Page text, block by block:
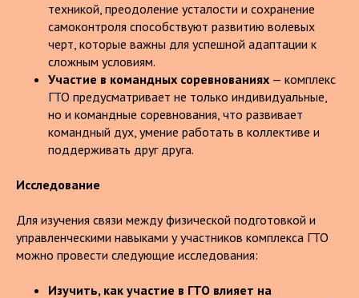
техникой, преодоление усталости и сохранение
самоконтроля способствуют развитию волевых
черт, которые важны для успешной адаптации к
сложным условиям.
Участие в командных соревнованиях — комплекс
ГТО предусматривает не только индивидуальные,
но и командные соревнования, что развивает
командный дух, умение работать в коллективе и
поддерживать друг друга.
Исследование
Для изучения связи между физической подготовкой и
управленческими навыками у участников комплекса ГТО
можно провести следующие исследования:
Изучить, как участие в ГТО влияет на